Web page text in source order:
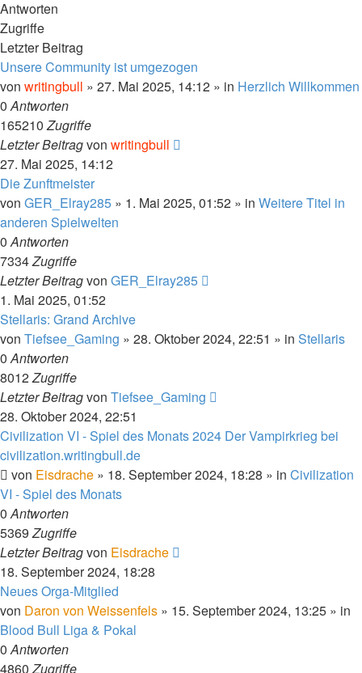
Antworten
Zugriffe
Letzter Beitrag
Unsere Community ist umgezogen
von writingbull » 27. Mai 2025, 14:12 » in Herzlich Willkommen
0Antworten
165210Zugriffe
Letzter Beitragvon writingbull
27. Mai 2025, 14:12
Die Zunftmeister
von GER_Elray285 » 1. Mai 2025, 01:52 » in Weitere Titel in
anderen Spielwelten
0Antworten
7334Zugriffe
Letzter Beitragvon GER_Elray285
1. Mai 2025, 01:52
Stellaris: Grand Archive
von Tiefsee_Gaming » 28. Oktober 2024, 22:51 » in Stellaris
0Antworten
8012Zugriffe
Letzter Beitragvon Tiefsee_Gaming
28. Oktober 2024, 22:51
Civilization VI - Spiel des Monats 2024 Der Vampirkrieg bei
civilization.writingbull.de
von Eisdrache » 18. September 2024, 18:28 » in Civilization
VI - Spiel des Monats
0Antworten
5369Zugriffe
Letzter Beitragvon Eisdrache
18. September 2024, 18:28
Neues Orga-Mitglied
von Daron von Weissenfels » 15. September 2024, 13:25 » in
Blood Bull Liga & Pokal
0Antworten
4860Zugriffe